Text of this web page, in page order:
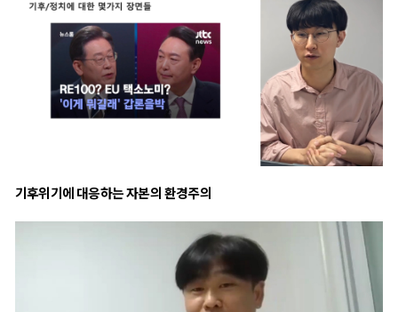
기후위기에 대응하는 자본의 환경주의